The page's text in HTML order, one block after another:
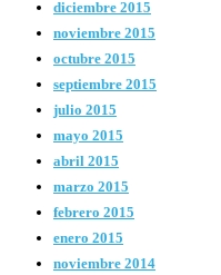
diciembre 2015
noviembre 2015
octubre 2015
septiembre 2015
julio 2015
mayo 2015
abril 2015
marzo 2015
febrero 2015
enero 2015
noviembre 2014